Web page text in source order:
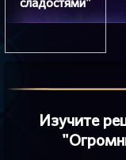
Изучите